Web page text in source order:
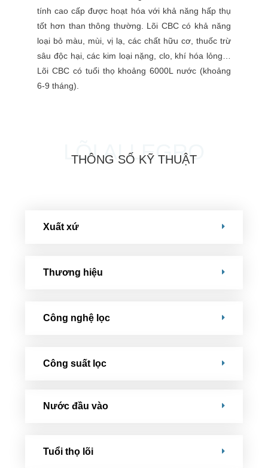
tính cao cấp được hoạt hóa với khả năng hấp thụ
tốt hơn than thông thường. Lõi CBC có khả năng
loại bỏ màu, mùi, vị lạ, các chất hữu cơ, thuốc trừ
sâu độc hại, các kim loại nặng, clo, khí hóa lỏng…
Lõi CBC có tuổi thọ khoảng 6000L nước (khoảng
6-9 tháng).
LÕI ALLEGRO
THÔNG SỐ KỸ THUẬT
Xuất xứ
Thương hiệu
Công nghệ lọc
Công suất lọc
Nước đầu vào
Tuổi thọ lõi